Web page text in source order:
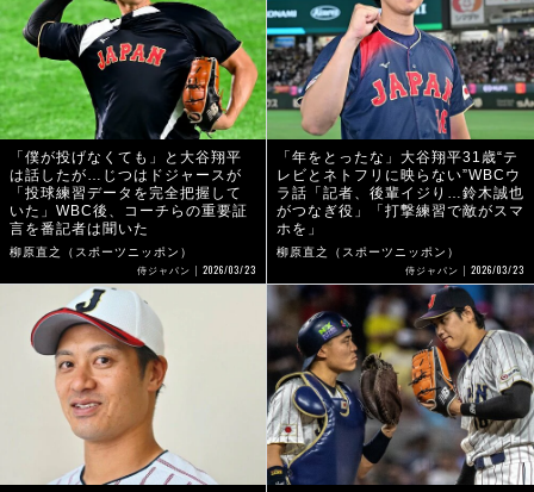
「僕が投げなくても」と大谷翔平
は話したが…じつはドジャースが
「投球練習データを完全把握して
いた」WBC後、コーチらの重要証
言を番記者は聞いた
柳原直之（スポーツニッポン）
侍ジャパン 2026/03/23
「年をとったな」大谷翔平31歳“テ
レビとネトフリに映らない”WBCウ
ラ話「記者、後輩イジり…鈴木誠也
がつなぎ役」「打撃練習で敵がスマ
ホを」
柳原直之（スポーツニッポン）
侍ジャパン 2026/03/23